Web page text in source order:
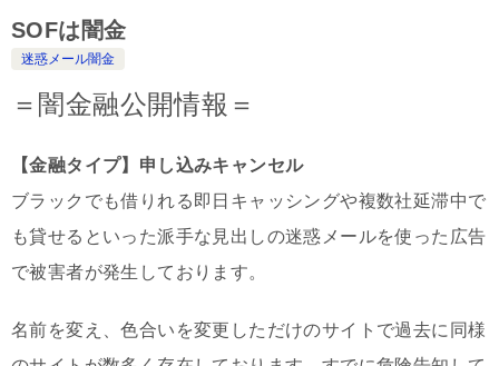
SOFは闇金
迷惑メール闇金
＝闇金融公開情報＝
【金融タイプ】申し込みキャンセル
ブラックでも借りれる即日キャッシングや複数社延滞中で
も貸せるといった派手な見出しの迷惑メールを使った広告
で被害者が発生しております。
名前を変え、色合いを変更しただけのサイトで過去に同様